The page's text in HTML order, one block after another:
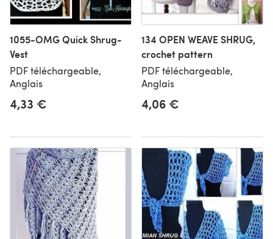
1055-OMG Quick Shrug-
Vest
PDF téléchargeable,
Anglais
4,33 €
134 OPEN WEAVE SHRUG,
crochet pattern
PDF téléchargeable,
Anglais
4,06 €